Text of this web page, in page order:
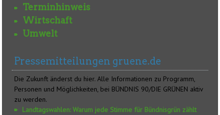
Terminhinweis
Wirtschaft
Umwelt
Pressemitteilungen gruene.de
Die Zukunft änderst du hier. Alle Informationen zu Programm,
Personen und Möglichkeiten, bei BÜNDNIS 90/DIE GRÜNEN aktiv
zu werden.
Landtagswahlen: Warum jede Stimme für Bündnisgrün zählt